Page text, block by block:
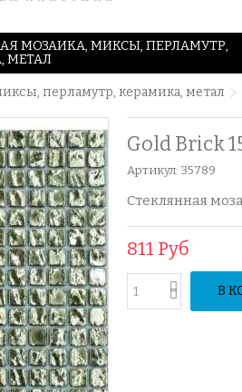
МОЗАИКА, МИКСЫ, ПЕРЛАМУТР,
МЕТАЛ
перламутр, керамика, метал
Gold Brick
Артикул: 35789
Стеклянная
811 Руб
В